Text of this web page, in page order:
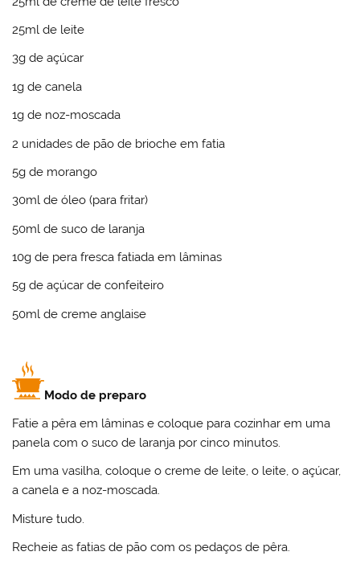
25ml de leite
3g de açúcar
1g de canela
1g de noz-moscada
2 unidades de pão de brioche em fatia
5g de morango
30ml de óleo (para fritar)
50ml de suco de laranja
10g de pera fresca fatiada em lâminas
5g de açúcar de confeiteiro
50ml de creme anglaise
Modo de preparo
Fatie a pêra em lâminas e coloque para cozinhar em uma
panela com o suco de laranja por cinco minutos.
Em uma vasilha, coloque o creme de leite, o leite, o açúcar,
a canela e a noz-moscada.
Misture tudo.
Recheie as fatias de pão com os pedaços de pêra.